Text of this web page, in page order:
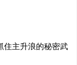
住主升浪的秘密武